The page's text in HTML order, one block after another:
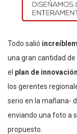
Todo salió
una gran cantidad
el plan de innovación
los gerentes
serio en la mañana-
enviando una foto a
propuesto.